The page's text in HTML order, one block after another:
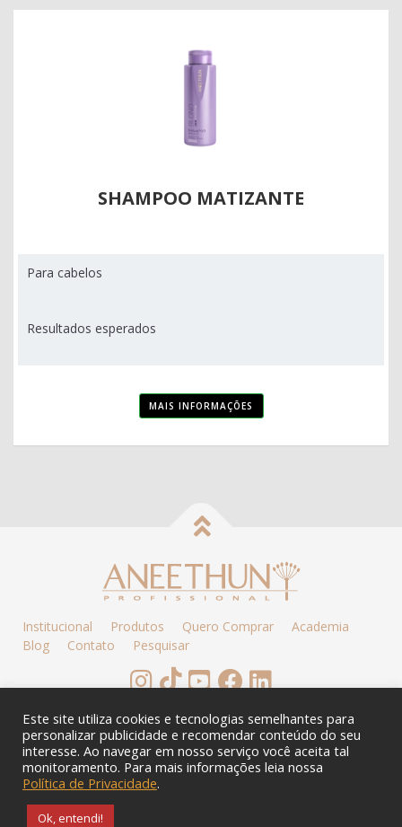
SHAMPOO MATIZANTE
Para cabelos
Resultados esperados
MAIS INFORMAÇÕES
Institucional Produtos Quero Comprar
Academia
Blog
Contato Pesquisar
BAIXE O APP
Copyright © 2026
Profissional
Este site utiliza cookies e tecnologias semelhantes para
personalizar publicidade e recomendar conteúdo do seu
interesse. Ao navegar em nosso serviço você aceita tal
monitoramento. Para mais informações leia nossa
Política de Privacidade.
Ok, entendi!